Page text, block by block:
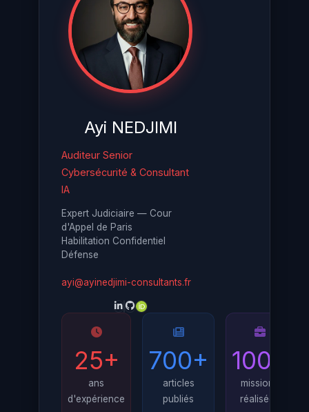
Ayi NEDJIMI
Auditeur Senior
Cybersécurité & Consultant
IA
Expert Judiciaire — Cour
d'Appel de Paris
Habilitation Confidentiel
Défense
ayi@ayinedjimi-consultants.fr
25+
ans
d'expérience
700+
articles
publiés
100+
missions
réalisées